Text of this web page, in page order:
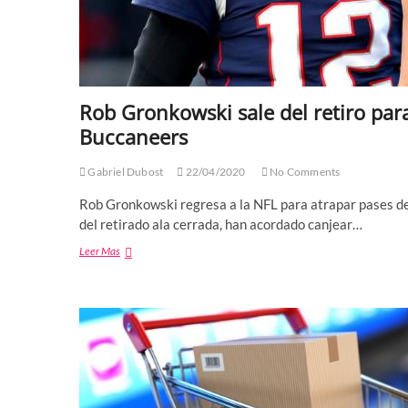
Rob Gronkowski sale del retiro
Buccaneers
Gabriel Dubost 22/04/2020 No Comments
Rob Gronkowski regresa a la NFL para atrapar pases
del retirado ala cerrada, han acordado canjear…
Leer MasRob
retiro
para
unirse
a
Tom
Brady